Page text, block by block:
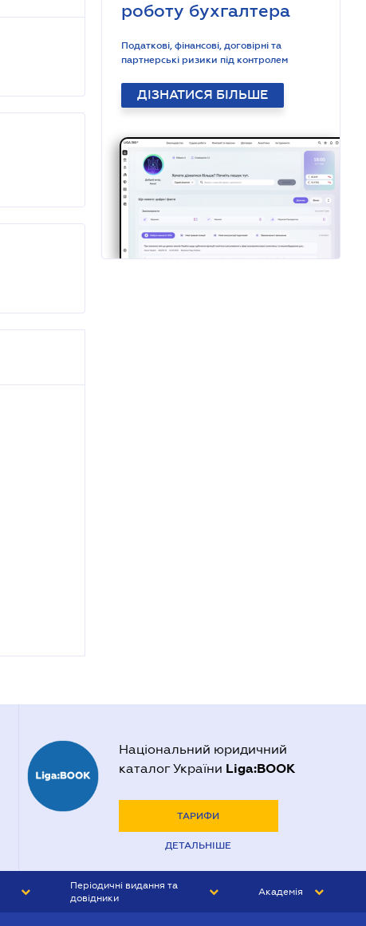
роботу бухгалтера
Податкові, фінансові, договірні та
партнерські ризики під контролем
ДІЗНАТИСЯ БІЛЬШЕ
Національний юридичний
каталог України Liga:BOOK
ТАРИФИ
ДЕТАЛЬНІШЕ
Періодичні видання та
довідники
Академія